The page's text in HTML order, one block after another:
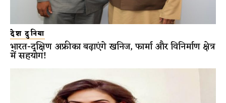
देश दुनिया
भारत-दक्षिण अफ्रीका बढ़ाएंगे खनिज, फार्मा और विनिर्माण क्षेत्र
में सहयोग!